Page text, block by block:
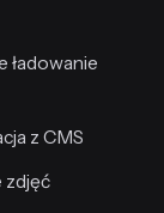
ładowanie
z CMS
zdjęć